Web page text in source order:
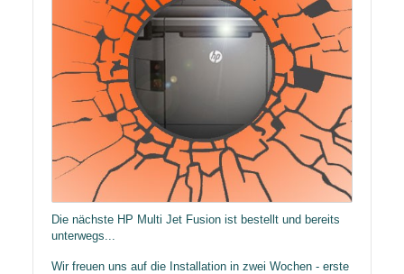
Die nächste HP Multi Jet Fusion ist bestellt und bereits
unterwegs...
Wir freuen uns auf die Installation in zwei Wochen - erste